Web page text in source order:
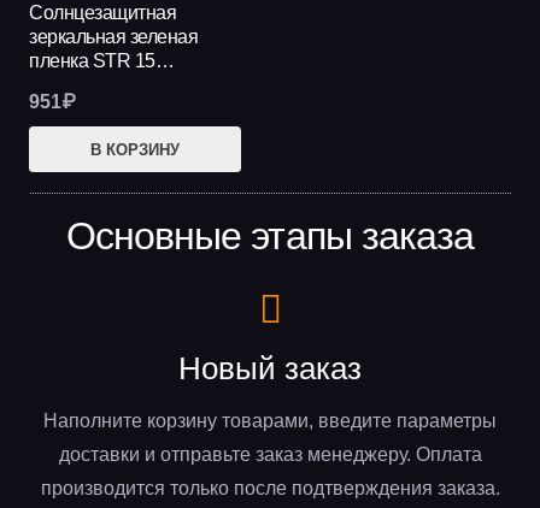
Солнцезащитная
зеркальная зеленая
пленка STR 15…
951₽
В КОРЗИНУ
Основные этапы заказа
Новый заказ
Наполните корзину товарами, введите параметры
доставки и отправьте заказ менеджеру. Оплата
производится только после подтверждения заказа.